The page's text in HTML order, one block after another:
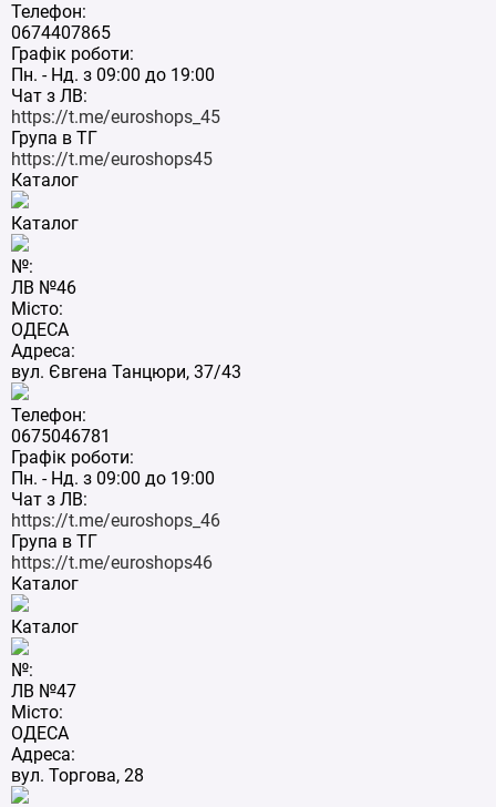
Телефон:
0674407865
Графік роботи:
Пн. - Нд. з 09:00 до 19:00
Чат з ЛВ:
https://t.me/euroshops_45
Група в ТГ
https://t.me/euroshops45
Каталог
Каталог
№:
ЛВ №46
Місто:
ОДЕСА
Адреса:
вул. Євгена Танцюри, 37/43
Телефон:
0675046781
Графік роботи:
Пн. - Нд. з 09:00 до 19:00
Чат з ЛВ:
https://t.me/euroshops_46
Група в ТГ
https://t.me/euroshops46
Каталог
Каталог
№:
ЛВ №47
Місто:
ОДЕСА
Адреса:
вул. Торгова, 28